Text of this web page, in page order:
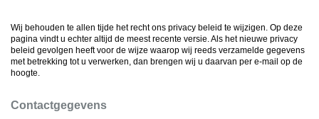
Wij behouden te allen tijde het recht ons privacy beleid te wijzigen. Op deze
pagina vindt u echter altijd de meest recente versie. Als het nieuwe privacy
beleid gevolgen heeft voor de wijze waarop wij reeds verzamelde gegevens
met betrekking tot u verwerken, dan brengen wij u daarvan per e-mail op de
hoogte.
Contactgegevens